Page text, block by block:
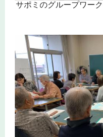
サポミのグループワー